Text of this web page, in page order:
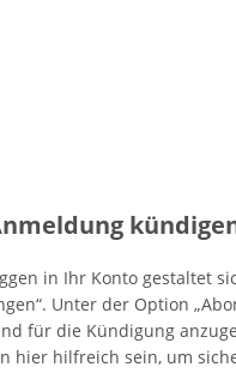
in Ihr Konto gestaltet
Unter der Option
für die Kündigung
hier hilfreich sein, um